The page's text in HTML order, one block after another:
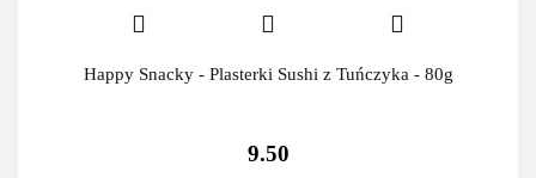
Happy Snacky - Plasterki Sushi z Tuńczyka - 80g
9.50